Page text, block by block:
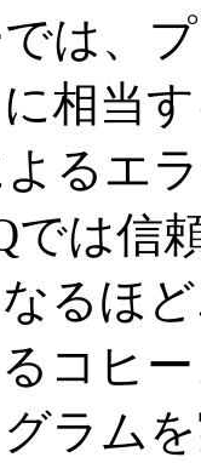
は、
相当
るエ
では信
るほ
コヒ
ラム